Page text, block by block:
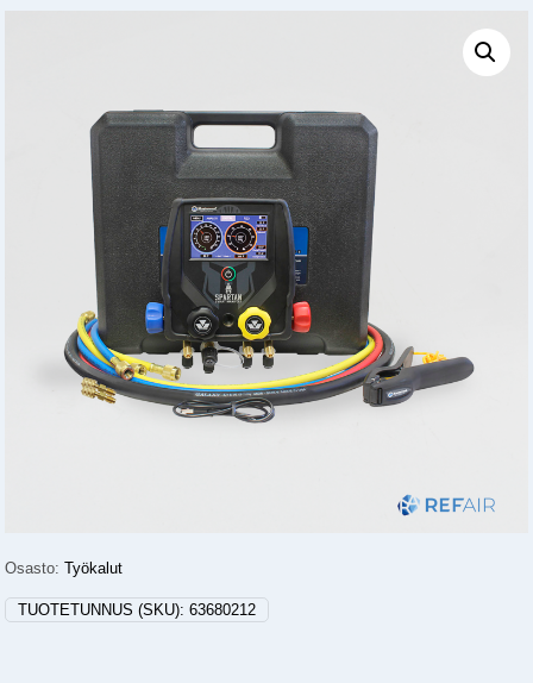
Osasto:Työkalut
TUOTETUNNUS (SKU):63680212